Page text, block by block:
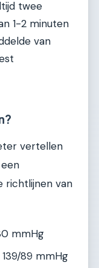
twee
1-2 minuten
van
vertellen
richtlijnen van
mmHg
89 mmHg